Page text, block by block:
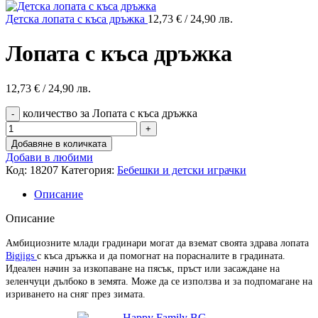
Детска лопата с къса дръжка 12,73 € / 24,90 лв.
Лопата с къса дръжка
12,73 € / 24,90 лв.
количество за Лопата с къса дръжка
Добавяне в количката
Добави в любими
Код: 18207 Категория: Бебешки и детски играчки
Описание
Описание
Амбициозните млади градинари могат да вземат своята здрава лопата
Bigjigs с къса дръжка и да помогнат на порасналите в градината.
Идеален начин за изкопаване на пясък, пръст или засаждане на
зеленчуци дълбоко в земята. Може да се използва и за подпомагане на
изриването на сняг през зимата.